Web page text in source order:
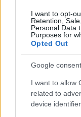
I want to opt-
Retention,
Personal Data
Purposes for
Opted Out
Google
I want to allow
related to
device
Az RTL Híradó